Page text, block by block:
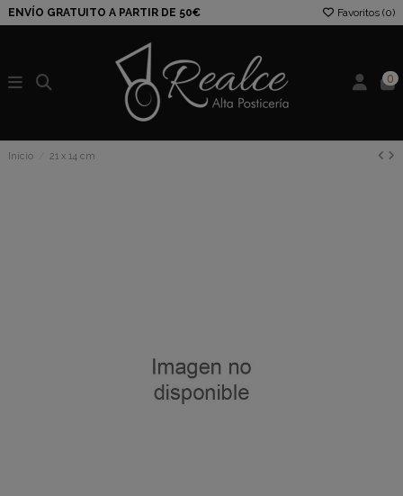
ENVÍO GRATUITO A PARTIR DE 50€ Favoritos (0)
0
Inicio 21 x 14 cm